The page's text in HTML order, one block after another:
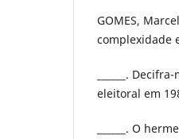
GOMES,
complexidade
______.
eleitoral em
______. O